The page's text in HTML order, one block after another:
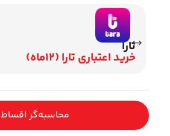
تارا
خرید اعتباری تارا (12ماه)
محاسبه‌گر اقساط